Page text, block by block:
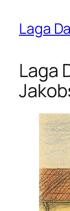
Laga
Laga